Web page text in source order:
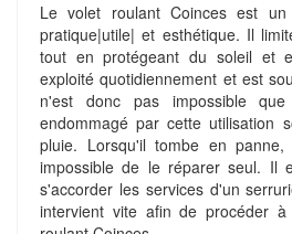
Le volet roulant Coinces est
pratique|utile| et esthétique. Il
tout en protégeant du soleil et
exploité quotidiennement et est
n'est donc pas impossible
endommagé par cette utilisation
pluie. Lorsqu'il tombe en
impossible de le réparer seul. Il
s'accorder les services d'un
intervient vite afin de procéder